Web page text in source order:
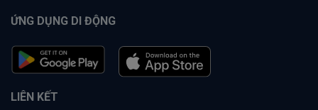
ỨNG DỤNG DI ĐỘNG
LIÊN KẾT